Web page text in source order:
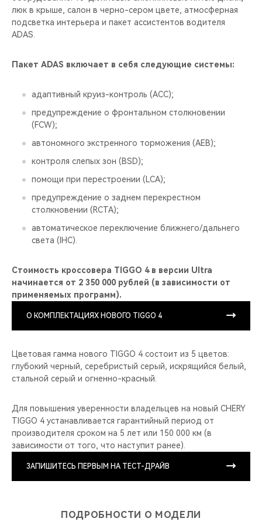
люк в крыше, салон в черно-сером цвете, атмосферная
подсветка интерьера и пакет ассистентов водителя
ADAS.
Пакет ADAS включает в себя следующие системы:
адаптивный круиз-контроль (ACC);
предупреждение о фронтальном столкновении
(FCW);
автономного экстренного торможения (AEB);
контроля слепых зон (BSD);
помощи при перестроении (LCA);
предупреждение о заднем перекрестном
столкновении (RCTA);
автоматическое переключение ближнего/дальнего
света (IHC).
Стоимость кроссовера TIGGO 4 в версии Ultra
начинается от 2 350 000 рублей (в зависимости от
применяемых программ).
О КОМПЛЕКТАЦИЯХ НОВОГО TIGGO 4
Цветовая гамма нового TIGGO 4 состоит из 5 цветов:
глубокий черный, серебристый серый, искрящийся белый,
стальной серый и огненно-красный.
Для повышения уверенности владельцев на новый CHERY
TIGGO 4 устанавливается гарантийный период от
производителя сроком на 5 лет или 150 000 км (в
зависимости от того, что наступит ранее).
ЗАПИШИТЕСЬ ПЕРВЫМ НА ТЕСТ-ДРАЙВ
ПОДРОБНОСТИ О МОДЕЛИ